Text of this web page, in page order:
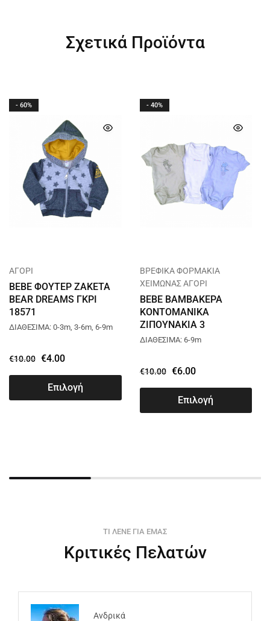
Σχετικά Προϊόντα
- 60%
ΑΓΟΡΙ
BEBE ΦΟΥΤΕΡ ΖΑΚΕΤΑ
BEAR DREAMS ΓΚΡΙ
18571
ΔΙΑΘΕΣΙΜΑ: 0-3m, 3-6m, 6-9m
€10.00 €4.00
Επιλογή
- 40%
ΒΡΕΦΙΚΑ ΦΟΡΜΑΚΙΑ
ΧΕΙΜΩΝΑΣ ΑΓΟΡΙ
BEBE ΒΑΜΒΑΚΕΡΑ
ΚΟΝΤΟΜΑΝΙΚΑ
ΖΙΠΟΥΝΑΚΙΑ 3
ΤΕΜΑΧΙΩΝ DREAMS
ΔΙΑΘΕΣΙΜΑ: 6-9m
€10.00 €6.00
Επιλογή
ΤΙ ΛΕΝΕ ΓΙΑ ΕΜΑΣ
Κριτικές Πελατών
Ανδρικά